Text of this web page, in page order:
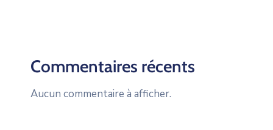
Commentaires récents
Aucun commentaire à afficher.